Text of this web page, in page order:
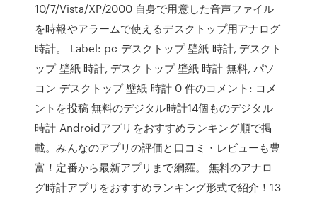
10/7/Vista/XP/2000 自身で用意した音声ファイル
を時報やアラームで使えるデスクトップ用アナログ
時計。 Label: pc デスクトップ 壁紙 時計, デスクト
ップ 壁紙 時計, デスクトップ 壁紙 時計 無料, パソ
コン デスクトップ 壁紙 時計 0 件のコメント: コメ
ントを投稿 無料のデジタル時計14個ものデジタル
時計 Androidアプリをおすすめランキング順で掲
載。みんなのアプリの評価と口コミ・レビューも豊
富！定番から最新アプリまで網羅。 無料のアナロ
グ時計アプリをおすすめランキング形式で紹介！13